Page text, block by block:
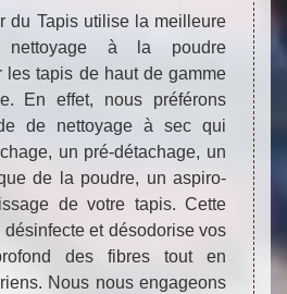
du Tapis utilise la meilleure
nettoyage à la poudre
les tapis de haut de gamme
En effet, nous préférons
de nettoyage à sec qui
un pré-détachage, un
de la poudre, un aspiro-
de votre tapis. Cette
et désodorise vos
des fibres tout en
Nous nous engageons